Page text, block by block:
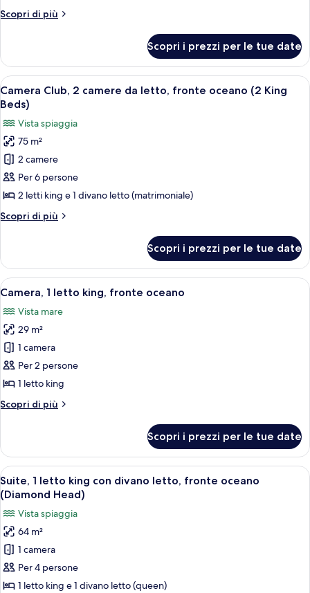
camere
fronte
oceano
(2
King
Beds)
Scopri di più
Altri
Club,
camere
da
fronte
oceano
(2
King
Beds)
Scopri i prezzi per le tue date
Apri
tutte
foto
per
Camera
Club,
2
camere
da
fronte
oceano
(2
King
Beds)
Una camera d'hotel con un letto
5
Camera Club, 2 camere da letto, fronte oceano (2 King
Beds)
Vista spiaggia
75 m²
2 camere
Per 6 persone
2 letti king e 1 divano letto (matrimoniale)
Scopri di più
Altri
Club,
camere
letto,
fronte
oceano
(2
King
Beds)
Scopri i prezzi per le tue date
Apri
tutte
le
foto
per
Camera,
1
king,
Camera d'hotel con un letto grande,
6
Camera, 1 letto king, fronte oceano
Vista mare
29 m²
1 camera
Per 2 persone
1 letto king
Scopri di più
Altri
1
letto
king,
fronte
oceano
Scopri i prezzi per le tue date
Apri
tutte
le
foto
per
Suite,
1
letto
Camera d'albergo con un letto
6
Suite, 1 letto king con divano letto, fronte oceano
(Diamond Head)
Vista spiaggia
64 m²
1 camera
Per 4 persone
1 letto king e 1 divano letto (queen)